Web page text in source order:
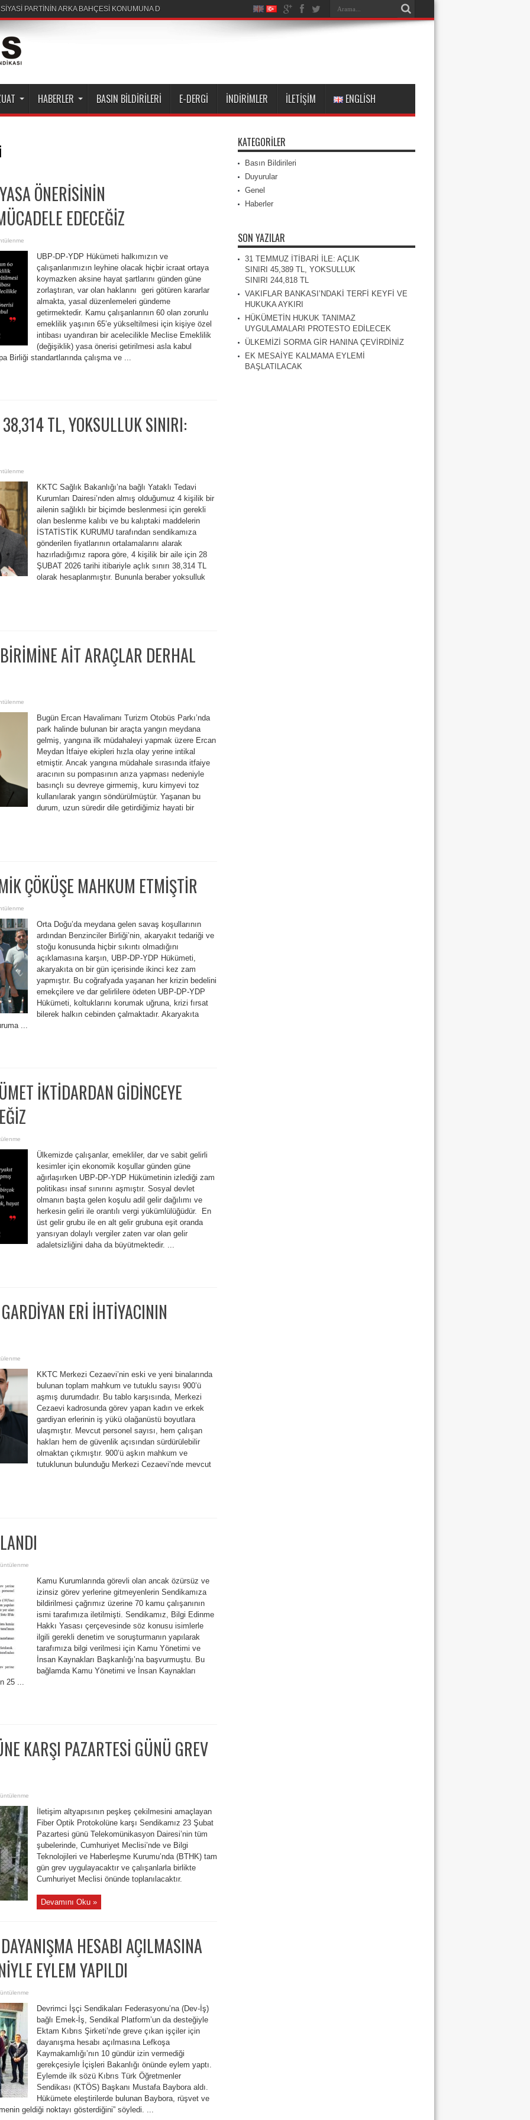
PARTİNİN ARKA BAHÇESİ KONUMUNA DÜŞÜRÜLEMEZ
HABERLER BASIN BILDIRILERI E-DERGI İNDIRIMLER İLETIŞIM ENGLISH
ÖNERİSİNİN
EDECEĞİZ
​UBP-DP-YDP Hükümeti halkımızın ve
çalışanlarımızın leyhine olacak hiçbir icraat ortaya
koymazken aksine hayat şartlarını günden güne
zorlaştıran, var olan haklarını geri götüren kararlar
almakta, yasal düzenlemeleri gündeme
getirmektedir. ​Kamu çalışanlarının 60 olan zorunlu
emeklilik yaşının 65’e yükseltilmesi için kişiye özel
intibası uyandıran bir acelecilikle Meclise Emeklilik
(değişiklik) yasa önerisi getirilmesi asla kabul
Birliği standartlarında çalışma ve ...
TL, YOKSULLUK SINIRI:
KKTC Sağlık Bakanlığı’na bağlı Yataklı Tedavi
Kurumları Dairesi’nden almış olduğumuz 4 kişilik bir
ailenin sağlıklı bir biçimde beslenmesi için gerekli
olan beslenme kalıbı ve bu kalıptaki maddelerin
İSTATİSTİK KURUMU tarafından sendikamıza
gönderilen fiyatlarının ortalamalarını alarak
hazırladığımız rapora göre, 4 kişilik bir aile için 28
ŞUBAT 2026 tarihi itibariyle açlık sınırı 38,314 TL
olarak hesaplanmıştır. Bununla beraber yoksulluk
AİT ARAÇLAR DERHAL
Bugün Ercan Havalimanı Turizm Otobüs Parkı’nda
park halinde bulunan bir araçta yangın meydana
gelmiş, yangına ilk müdahaleyi yapmak üzere Ercan
Meydan İtfaiye ekipleri hızla olay yerine intikal
etmiştir. Ancak yangına müdahale sırasında itfaiye
aracının su pompasının arıza yapması nedeniyle
basınçlı su devreye girmemiş, kuru kimyevi toz
kullanılarak yangın söndürülmüştür. Yaşanan bu
durum, uzun süredir dile getirdiğimiz hayati bir
ÇÖKÜŞE MAHKUM ETMİŞTİR
Orta Doğu’da meydana gelen savaş koşullarının
ardından Benzinciler Birliği’nin, akaryakıt tedariği ve
stoğu konusunda hiçbir sıkıntı olmadığını
açıklamasına karşın, UBP-DP-YDP Hükümeti,
akaryakıta on bir gün içerisinde ikinci kez zam
yapmıştır. Bu coğrafyada yaşanan her krizin bedelini
emekçilere ve dar gelirlilere ödeten UBP-DP-YDP
Hükümeti, koltuklarını korumak uğruna, krizi fırsat
bilerek halkın cebinden çalmaktadır. Akaryakıta
...
İKTİDARDAN GİDİNCEYE
Ülkemizde çalışanlar, emekliler, dar ve sabit gelirli
kesimler için ekonomik koşullar günden güne
ağırlaşırken UBP-DP-YDP Hükümetinin izlediği zam
politikası insaf sınırını aşmıştır. Sosyal devlet
olmanın başta gelen koşulu adil gelir dağılımı ve
herkesin geliri ile orantılı vergi yükümlülüğüdür. En
üst gelir grubu ile en alt gelir grubuna eşit oranda
yansıyan dolaylı vergiler zaten var olan gelir
adaletsizliğini daha da büyütmektedir. ...
ERİ İHTİYACININ
KKTC Merkezi Cezaevi’nin eski ve yeni binalarında
bulunan toplam mahkum ve tutuklu sayısı 900’ü
aşmış durumdadır. Bu tablo karşısında, Merkezi
Cezaevi kadrosunda görev yapan kadın ve erkek
gardiyan erlerinin iş yükü olağanüstü boyutlara
ulaşmıştır. Mevcut personel sayısı, hem çalışan
hakları hem de güvenlik açısından sürdürülebilir
olmaktan çıkmıştır. 900’ü aşkın mahkum ve
tutuklunun bulunduğu Merkezi Cezaevi’nde mevcut
Kamu Kurumlarında görevli olan ancak özürsüz ve
izinsiz görev yerlerine gitmeyenlerin Sendikamıza
bildirilmesi çağrımız üzerine 70 kamu çalışanının
ismi tarafımıza iletilmişti. Sendikamız, Bilgi Edinme
Hakkı Yasası çerçevesinde söz konusu isimlerle
ilgili gerekli denetim ve soruşturmanın yapılarak
tarafımıza bilgi verilmesi için Kamu Yönetimi ve
İnsan Kaynakları Başkanlığı’na başvurmuştu. Bu
bağlamda Kamu Yönetimi ve İnsan Kaynakları
25 ...
KARŞI PAZARTESİ GÜNÜ GREV
İletişim altyapısının peşkeş çekilmesini amaçlayan
Fiber Optik Protokolüne karşı Sendikamız 23 Şubat
Pazartesi günü Telekomünikasyon Dairesi’nin tüm
şubelerinde, Cumhuriyet Meclisi’nde ve Bilgi
Teknolojileri ve Haberleşme Kurumu’nda (BTHK) tam
gün grev uygulayacaktır ve çalışanlarla birlikte
Cumhuriyet Meclisi önünde toplanılacaktır.
Devamını Oku »
HESABI AÇILMASINA
EYLEM YAPILDI
Devrimci İşçi Sendikaları Federasyonu’na (Dev-İş)
bağlı Emek-İş, Sendikal Platform’un da desteğiyle
Ektam Kıbrıs Şirketi’nde greve çıkan işçiler için
dayanışma hesabı açılmasına Lefkoşa
Kaymakamlığı’nın 10 gündür izin vermediği
gerekçesiyle İçişleri Bakanlığı önünde eylem yaptı.
Eylemde ilk sözü Kıbrıs Türk Öğretmenler
Sendikası (KTÖS) Başkanı Mustafa Baybora aldı.
Hükümete eleştirilerde bulunan Baybora, rüşvet ve
geldiği noktayı gösterdiğini” söyledi. ...
KATEGORILER
Basın Bildirileri
Duyurular
Genel
Haberler
SON YAZILAR
31 TEMMUZ İTİBARİ İLE: AÇLIK
SINIRI 45,389 TL, YOKSULLUK
SINIRI 244,818 TL
VAKIFLAR BANKASI’NDAKİ TERFİ KEYFİ VE
HUKUKA AYKIRI
HÜKÜMETİN HUKUK TANIMAZ
UYGULAMALARI PROTESTO EDİLECEK
ÜLKEMİZİ SORMA GİR HANINA ÇEVİRDİNİZ
EK MESAİYE KALMAMA EYLEMİ
BAŞLATILACAK